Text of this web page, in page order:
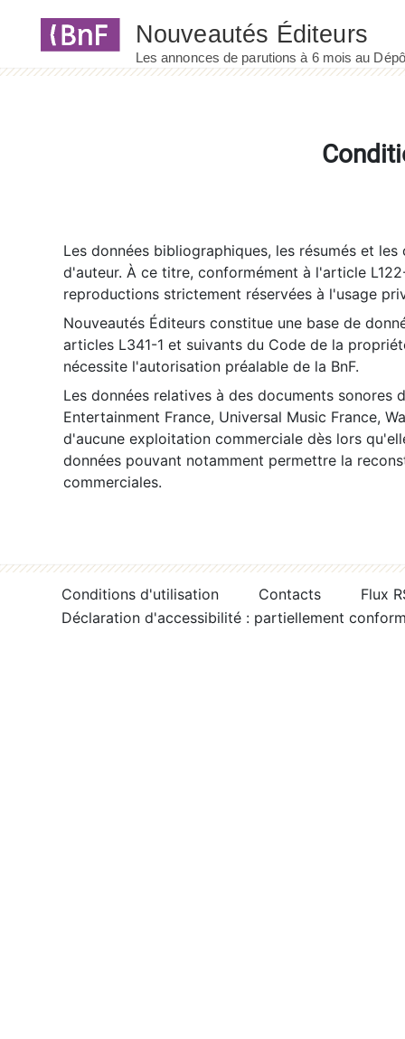
Les données bibliographiques, les résumés et
d'auteur. À ce titre, conformément à l'article
reproductions strictement réservées à l'usage
Nouveautés Éditeurs constitue une base de
articles L341-1 et suivants du Code de la
nécessite l'autorisation préalable de la BnF.
Les données relatives à des documents sonores
Entertainment France, Universal Music France,
d'aucune exploitation commerciale dès lors
données pouvant notamment permettre la
commerciales.
Conditions d'utilisation Contacts
Flux
Déclaration d'accessibilité : partiellement